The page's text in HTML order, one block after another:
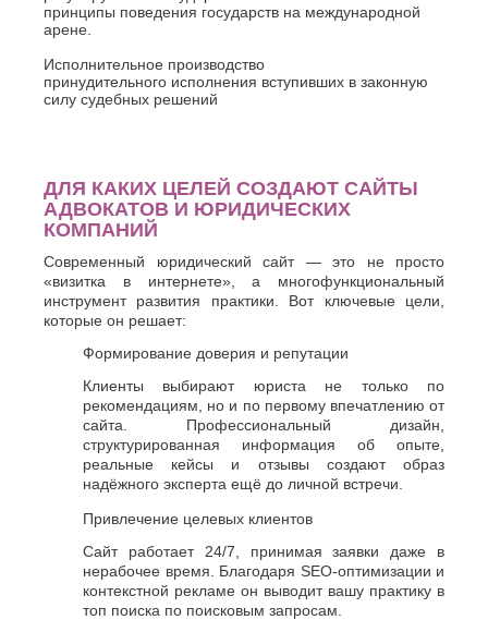
принципы поведения государств на международной
арене.
Исполнительное производство
принудительного исполнения вступивших в законную
силу судебных решений
ДЛЯ КАКИХ ЦЕЛЕЙ СОЗДАЮТ САЙТЫ
АДВОКАТОВ И ЮРИДИЧЕСКИХ
КОМПАНИЙ
Современный юридический сайт — это не просто
«визитка в интернете», а многофункциональный
инструмент развития практики. Вот ключевые цели,
которые он решает:
Формирование доверия и репутации
Клиенты выбирают юриста не только по
рекомендациям, но и по первому впечатлению от
сайта. Профессиональный дизайн,
структурированная информация об опыте,
реальные кейсы и отзывы создают образ
надёжного эксперта ещё до личной встречи.
Привлечение целевых клиентов
Сайт работает 24/7, принимая заявки даже в
нерабочее время. Благодаря SEO-оптимизации и
контекстной рекламе он выводит вашу практику в
топ поиска по поисковым запросам.